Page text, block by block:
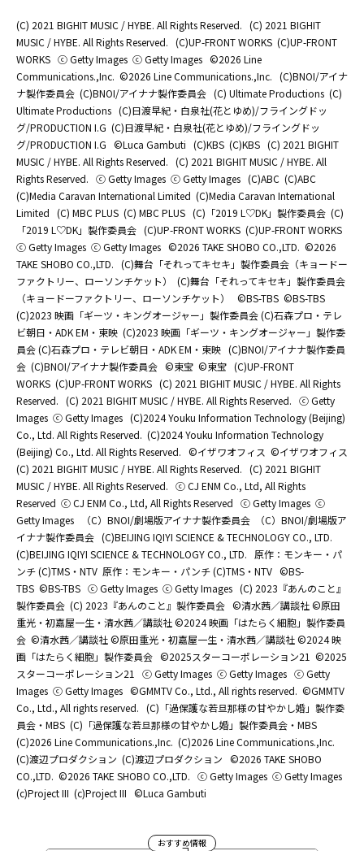
(C) 2021 BIGHIT MUSIC / HYBE. All Rights Reserved. (C) 2021 BIGHIT
MUSIC / HYBE. All Rights Reserved. (C)UP-FRONT WORKS (C)UP-FRONT
WORKS ⓒ Getty Images ⓒ Getty Images ©2026 Line
Communications.,Inc. ©2026 Line Communications.,Inc. (C)BNOI/アイナ
ナ製作委員会 (C)BNOI/アイナナ製作委員会 (C) Ultimate Productions (C)
Ultimate Productions (C)日渡早紀・白泉社(花とゆめ)/フライングドッ
グ/PRODUCTION I.G (C)日渡早紀・白泉社(花とゆめ)/フライングドッ
グ/PRODUCTION I.G ©Luca Gambuti (C)KBS (C)KBS (C) 2021 BIGHIT
MUSIC / HYBE. All Rights Reserved. (C) 2021 BIGHIT MUSIC / HYBE. All
Rights Reserved. ⓒ Getty Images ⓒ Getty Images (C)ABC (C)ABC
(C)Media Caravan International Limited (C)Media Caravan International
Limited (C) MBC PLUS (C) MBC PLUS (C)「2019 L♡DK」製作委員会 (C)
「2019 L♡DK」製作委員会 (C)UP-FRONT WORKS (C)UP-FRONT WORKS
ⓒ Getty Images ⓒ Getty Images ©2026 TAKE SHOBO CO.,LTD. ©2026
TAKE SHOBO CO.,LTD. (C)舞台「それってキセキ」製作委員会（キョードー
ファクトリー、ローソンチケット）
(C)舞台「それってキセキ」製作委員会
（キョードーファクトリー、ローソンチケット）
©BS-TBS ©BS-TBS
(C)2023 映画「ギーツ・キングオージャー」製作委員会 (C)石森プロ・テレ
ビ朝日・ADK EM・東映 (C)2023 映画「ギーツ・キングオージャー」製作委
員会 (C)石森プロ・テレビ朝日・ADK EM・東映 (C)BNOI/アイナナ製作委員
会 (C)BNOI/アイナナ製作委員会 ©東宝 ©東宝 (C)UP-FRONT
WORKS (C)UP-FRONT WORKS (C) 2021 BIGHIT MUSIC / HYBE. All Rights
Reserved. (C) 2021 BIGHIT MUSIC / HYBE. All Rights Reserved. ⓒ Getty
Images ⓒ Getty Images (C)2024 Youku Information Technology (Beijing)
Co., Ltd. All Rights Reserved. (C)2024 Youku Information Technology
(Beijing) Co., Ltd. All Rights Reserved. ©イザワオフィス ©イザワオフィス
(C) 2021 BIGHIT MUSIC / HYBE. All Rights Reserved. (C) 2021 BIGHIT
MUSIC / HYBE. All Rights Reserved. ⓒ CJ ENM Co., Ltd, All Rights
Reserved ⓒ CJ ENM Co., Ltd, All Rights Reserved ⓒ Getty Images ⓒ
Getty Images
（C）BNOI/劇場版アイナナ製作委員会
（C）BNOI/劇場版ア
イナナ製作委員会 (C)BEIJING IQIYI SCIENCE & TECHNOLOGY CO., LTD.
(C)BEIJING IQIYI SCIENCE & TECHNOLOGY CO., LTD.
原作：モンキー・パ
ンチ (C)TMS・NTV 原作：モンキー・パンチ (C)TMS・NTV ©BS-
TBS ©BS-TBS ⓒ Getty Images ⓒ Getty Images (C) 2023『あんのこと』
製作委員会 (C) 2023『あんのこと』製作委員会 ©清水茜／講談社 ©原田
重光・初嘉屋一生・清水茜／講談社 ©2024 映画「はたらく細胞」製作委員
会 ©清水茜／講談社 ©原田重光・初嘉屋一生・清水茜／講談社 ©2024 映
画「はたらく細胞」製作委員会 ©2025スターコーポレーション21 ©2025
スターコーポレーション21
ⓒ Getty Images ⓒ Getty Images ⓒ Getty
Images ⓒ Getty Images ©GMMTV Co., Ltd., All rights reserved. ©GMMTV
Co., Ltd., All rights reserved. (C)「過保護な若旦那様の甘やかし婚」製作委
員会・MBS (C)「過保護な若旦那様の甘やかし婚」製作委員会・MBS
(C)2026 Line Communications.,Inc. (C)2026 Line Communications.,Inc.
(C)渡辺プロダクション (C)渡辺プロダクション ©2026 TAKE SHOBO
CO.,LTD. ©2026 TAKE SHOBO CO.,LTD. ⓒ Getty Images ⓒ Getty Images
(c)Project III (c)Project III ©Luca Gambuti
おすすめ情報